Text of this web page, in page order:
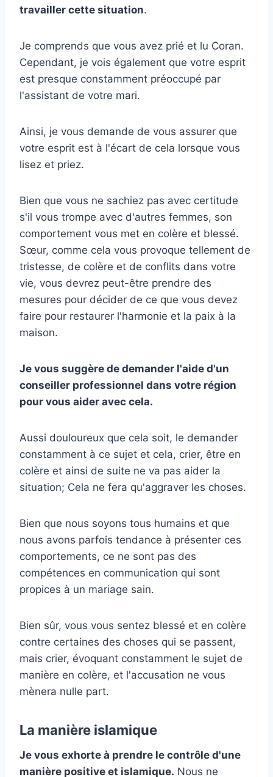
travailler cette situation.
Je comprends que vous avez prié et lu Coran.
Cependant, je vois également que votre esprit
est presque constamment préoccupé par
l'assistant de votre mari.
Ainsi, je vous demande de vous assurer que
votre esprit est à l'écart de cela lorsque vous
lisez et priez.
Bien que vous ne sachiez pas avec certitude
s'il vous trompe avec d'autres femmes, son
comportement vous met en colère et blessé.
Sœur, comme cela vous provoque tellement de
tristesse, de colère et de conflits dans votre
vie, vous devrez peut-être prendre des
mesures pour décider de ce que vous devez
faire pour restaurer l'harmonie et la paix à la
maison.
Je vous suggère de demander l'aide d'un
conseiller professionnel dans votre région
pour vous aider avec cela.
Aussi douloureux que cela soit, le demander
constamment à ce sujet et cela, crier, être en
colère et ainsi de suite ne va pas aider la
situation; Cela ne fera qu'aggraver les choses.
Bien que nous soyons tous humains et que
nous avons parfois tendance à présenter ces
comportements, ce ne sont pas des
compétences en communication qui sont
propices à un mariage sain.
Bien sûr, vous vous sentez blessé et en colère
contre certaines des choses qui se passent,
mais crier, évoquant constamment le sujet de
manière en colère, et l'accusation ne vous
mènera nulle part.
La manière islamique
Je vous exhorte à prendre le contrôle d'une
manière positive et islamique. Nous ne